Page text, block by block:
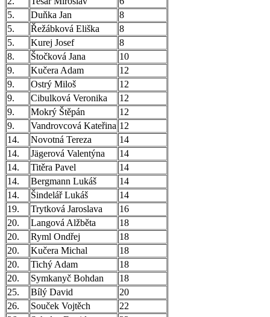
5.
Duňka Jan
8
5.
Řežábková Eliška
8
5.
Kurej Josef
8
8.
Štočková Jana
10
9.
Kučera Adam
12
9.
Ostrý Miloš
12
9.
Cibulková Veronika
12
9.
Mokrý Štěpán
12
9.
Vandrovcová Kateřina 12
14.
Novotná Tereza
14
14.
Jägerová Valentýna
14
14.
Titěra Pavel
14
14.
Bergmann Lukáš
14
14.
Šindelář Lukáš
14
19.
Trytková Jaroslava
16
20.
Langová Alžběta
18
20.
Ryml Ondřej
18
20.
Kučera Michal
18
20.
Tichý Adam
18
20.
Symkanyč Bohdan
18
25.
Bílý David
20
26.
Souček Vojtěch
22